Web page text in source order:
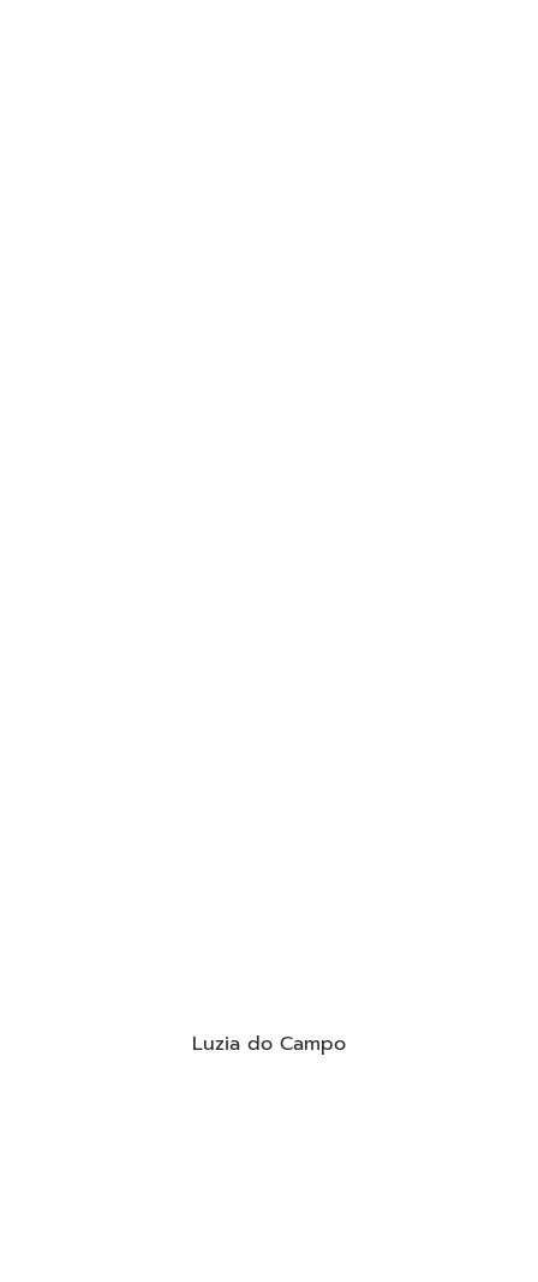
Luzia do Campo